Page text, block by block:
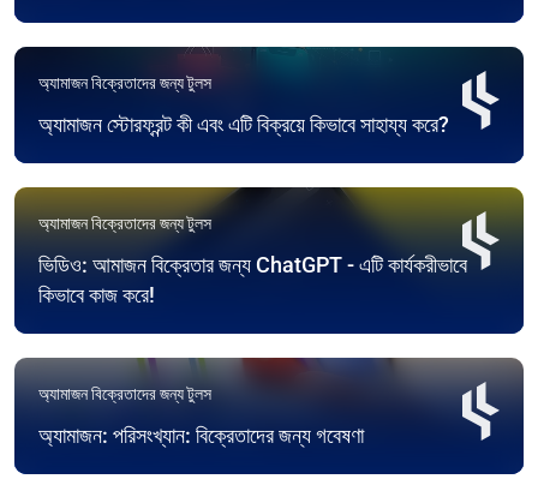
অ্যামাজন বিক্রেতাদের জন্য টুলস
অ্যামাজন স্টোরফ্রন্ট কী এবং এটি বিক্রয়ে কিভাবে সাহায্য করে?
অ্যামাজন বিক্রেতাদের জন্য টুলস
ভিডিও: আমাজন বিক্রেতার জন্য ChatGPT - এটি কার্যকরীভাবে
কিভাবে কাজ করে!
অ্যামাজন বিক্রেতাদের জন্য টুলস
অ্যামাজন: পরিসংখ্যান: বিক্রেতাদের জন্য গবেষণা